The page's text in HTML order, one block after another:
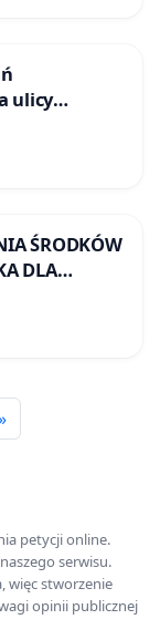
ulicy
ŚRODKÓW
DLA
petycji online.
serwisu.
więc stworzenie
opinii publicznej